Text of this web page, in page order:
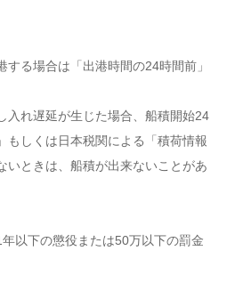
る場合は「出港時間の24時間前」
入れ遅延が生じた場合、船積開始24
もしくは日本税関による「積荷情報
いときは、船積が出来ないことがあ
以下の懲役または50万以下の罰金